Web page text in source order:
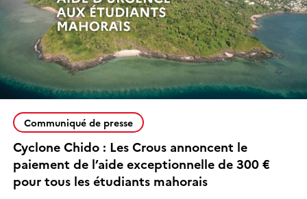
Cyclone Chido : Les Crous annoncent le
paiement de l’aide exceptionnelle de 300 €
pour tous les étudiants mahorais
Communiqué de presse